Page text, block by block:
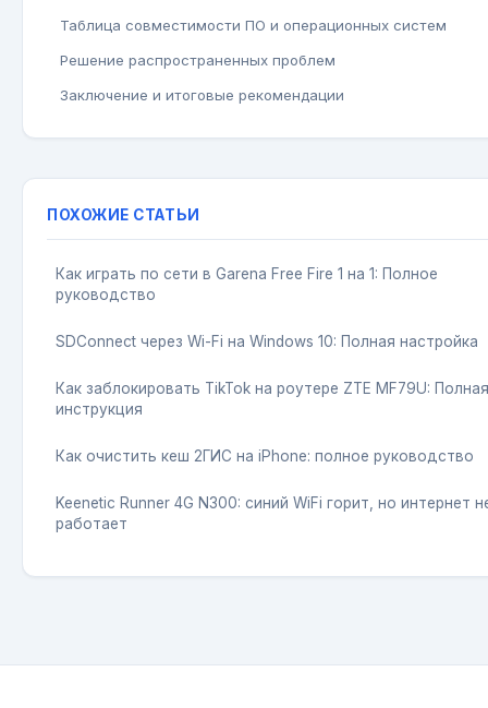
Таблица совместимости ПО и операционных систем
Решение распространенных проблем
Заключение и итоговые рекомендации
ПОХОЖИЕ СТАТЬИ
Как играть по сети в Garena Free Fire 1 на 1: Полное
руководство
SDConnect через Wi-Fi на Windows 10: Полная настройка
Как заблокировать TikTok на роутере ZTE MF79U: Полная
инструкция
Как очистить кеш 2ГИС на iPhone: полное руководство
Keenetic Runner 4G N300: синий WiFi горит, но интернет
работает